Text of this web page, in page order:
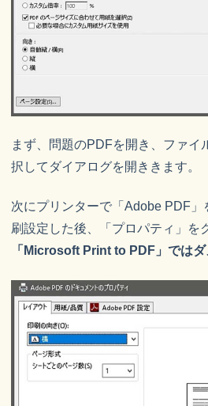
まず、問題のPDFを開き、ファイ
択してダイアログを開ききます。
次にプリンターで「Adobe PDF
刷設定した後、「プロパティ」を
「Microsoft Print to PDF」ではダ